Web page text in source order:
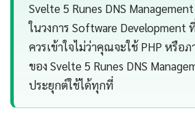
Svelte 5 Runes DNS
ในวงการ Software
ควรเข้าใจไม่ว่าคุณจะใช้ PHP หรือ
ของ Svelte 5 Runes DNS
ประยุกต์ใช้ได้ทุกที่